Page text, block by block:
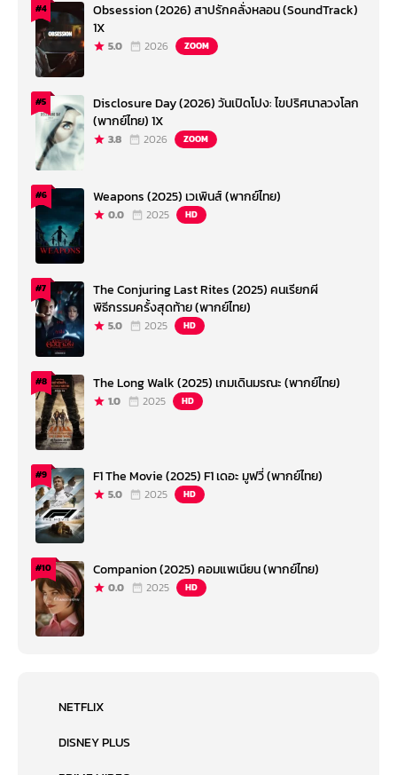
#4
Obsession (2026) สาปรักคลั่งหลอน (SoundTrack)
1X
5.0 2026 ZOOM
#5
Disclosure Day (2026) วันเปิดโปง: ไขปริศนาลวงโลก
(พากย์ไทย) 1X
3.8 2026 ZOOM
#6 Weapons (2025) เวเพินส์ (พากย์ไทย)
0.0 2025 HD
#7
The Conjuring Last Rites (2025) คนเรียกผี
พิธีกรรมครั้งสุดท้าย (พากย์ไทย)
5.0 2025 HD
#8 The Long Walk (2025) เกมเดินมรณะ (พากย์ไทย)
1.0 2025 HD
#9 F1 The Movie (2025) F1 เดอะ มูฟวี่ (พากย์ไทย)
5.0 2025 HD
#10 Companion (2025) คอมแพเนียน (พากย์ไทย)
0.0 2025 HD
NETFLIX
DISNEY PLUS